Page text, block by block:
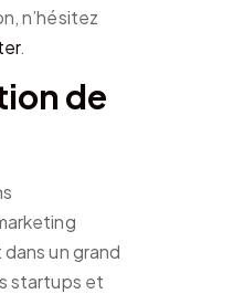
n’hésitez
.
de
un grand
startups et